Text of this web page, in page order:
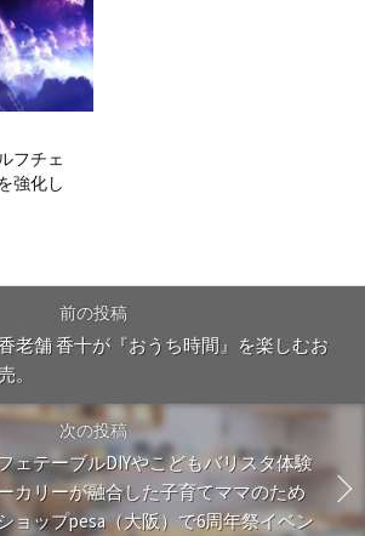
フチェ
強化し
前の投稿
老舗 香十が『おうち時間』を楽しむお
。
次の投稿
ェテーブルDIYやこどもバリスタ体験
カリーが融合した子育てママのため
ョップpesa（大阪）で6周年祭イベン